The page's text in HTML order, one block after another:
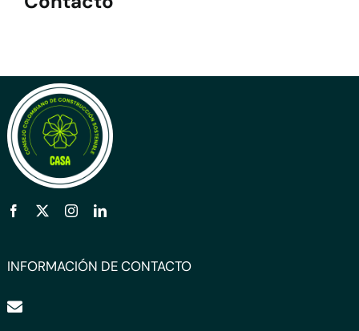
INFORMACIÓN DE CONTACTO